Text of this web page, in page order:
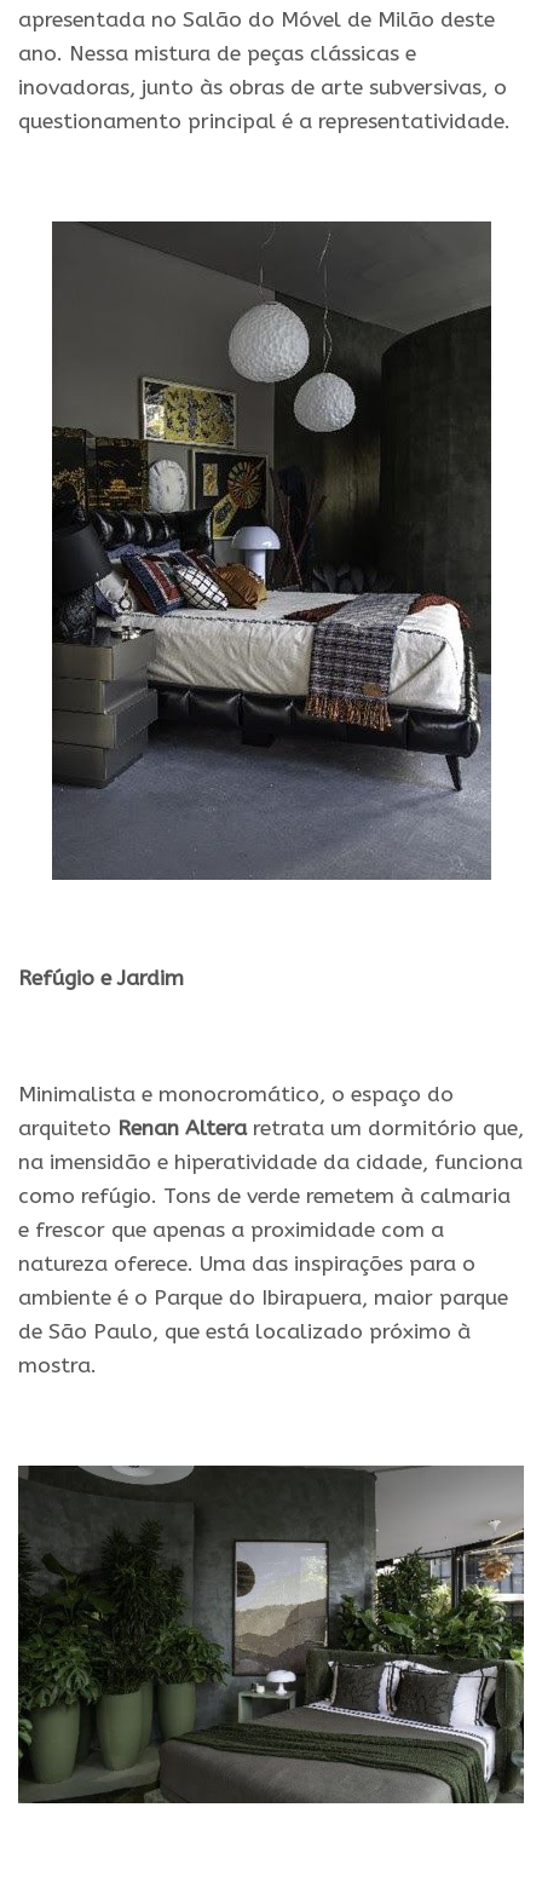
apresentada no Salão do Móvel de Milão deste
ano. Nessa mistura de peças clássicas e
inovadoras, junto às obras de arte subversivas, o
questionamento principal é a representatividade.
Refúgio e Jardim
Minimalista e monocromático, o espaço do
arquiteto Renan Alteraretrata um dormitório que,
na imensidão e hiperatividade da cidade, funciona
como refúgio. Tons de verde remetem à calmaria
e frescor que apenas a proximidade com a
natureza oferece. Uma das inspirações para o
ambiente é o Parque do Ibirapuera, maior parque
de São Paulo, que está localizado próximo à
mostra.